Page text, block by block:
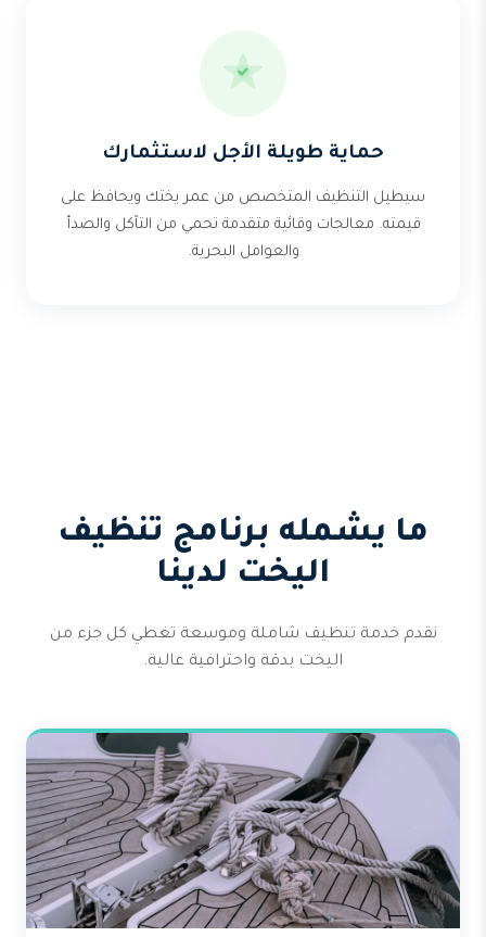
حماية طويلة الأجل لاستثمارك
سيطيل التنظيف المتخصص من عمر يختك ويحافظ على
قيمته. معالجات وقائية متقدمة تحمي من التآكل والصدأ
والعوامل البحرية.
ما يشمله برنامج تنظيف
اليخت لدينا
نقدم خدمة تنظيف شاملة وموسعة تغطي كل جزء من
اليخت بدقة واحترافية عالية.